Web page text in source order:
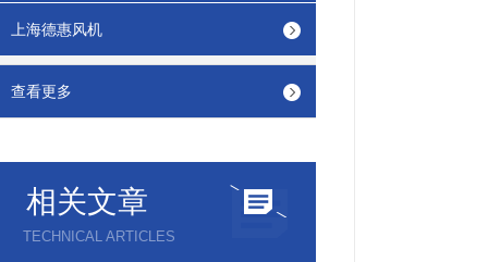
上海德惠风机
查看更多
相关文章
TECHNICAL ARTICLES